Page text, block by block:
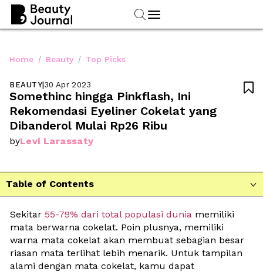
Home / Beauty / Top Picks
BEAUTY|30 Apr 2023
Somethinc hingga Pinkflash, Ini
Rekomendasi Eyeliner Cokelat yang
Dibanderol Mulai Rp26 Ribu
byLevi Larassaty

Table of Contents 
Sekitar 55-79% dari total populasi dunia memiliki
mata berwarna cokelat. Poin plusnya, memiliki
warna mata cokelat akan membuat sebagian besar
riasan mata terlihat lebih menarik. Untuk tampilan
alami dengan mata cokelat, kamu dapat